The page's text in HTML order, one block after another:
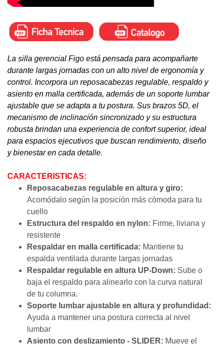
La silla gerencial Figo está pensada para acompañarte
durante largas jornadas con un alto nivel de ergonomía y
control. Incorpora un reposacabezas regulable, respaldo y
asiento en malla certificada, además de un soporte lumbar
ajustable que se adapta a tu postura. Sus brazos 5D, el
mecanismo de inclinación sincronizado y su estructura
robusta brindan una experiencia de confort superior, ideal
para espacios ejecutivos que buscan rendimiento, diseño
y bienestar en cada detalle.
CARACTERISTICAS:
Reposacabezas regulable en altura y giro:
Acomódalo según la posición más cómoda para tu
cuello
Estructura del respaldo en nylon: Firme, liviana y
resistente
Respaldar en malla certificada: Mantiene tu
espalda ventilada durante largas jornadas
Respaldar regulable en altura UP-Down: Sube o
baja el respaldo para alinearlo con la curva natural
de tu columna.
Soporte lumbar ajustable en altura y profundidad:
Ayuda a mantener una postura correcta al nivel
lumbar
Asiento con deslizamiento - SLIDER: Mueve el